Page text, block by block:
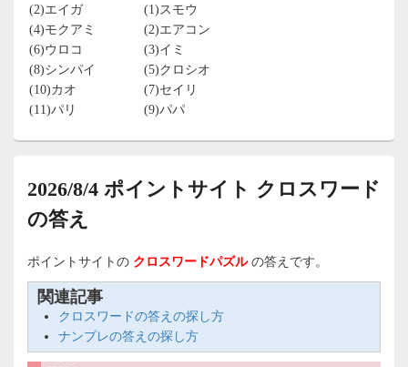
(2)エイガ
(4)モクアミ
(6)ウロコ
(8)シンパイ
(10)カオ
(11)パリ
(1)スモウ
(2)エアコン
(3)イミ
(5)クロシオ
(7)セイリ
(9)パパ
2026/8/4 ポイントサイト クロスワード
の答え
ポイントサイトの クロスワードパズルの答えです。
関連記事
クロスワードの答えの探し方
ナンプレの答えの探し方